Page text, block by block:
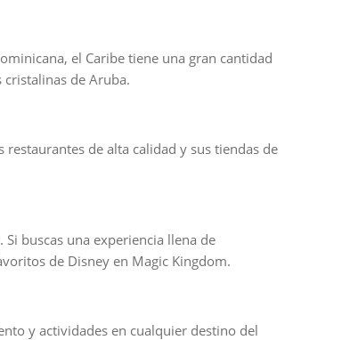
el Caribe tiene una gran cantidad
cristalinas de Aruba.
de alta calidad y sus tiendas de
buscas una experiencia llena de
de Disney en Magic Kingdom.
y actividades en cualquier destino del